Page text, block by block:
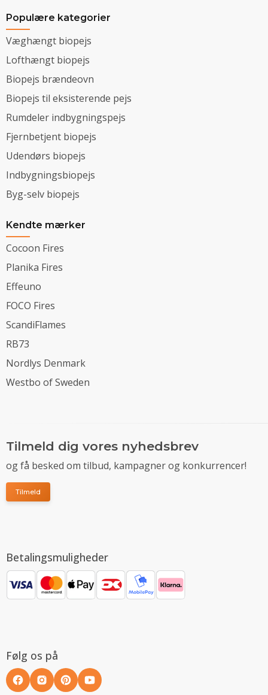
Populære kategorier
Væghængt biopejs
Lofthængt biopejs
Biopejs brændeovn
Biopejs til eksisterende pejs
Rumdeler indbygningspejs
Fjernbetjent biopejs
Udendørs biopejs
Indbygningsbiopejs
Byg-selv biopejs
Kendte mærker
Cocoon Fires
Planika Fires
Effeuno
FOCO Fires
ScandiFlames
RB73
Nordlys Denmark
Westbo of Sweden
Tilmeld dig vores nyhedsbrev
og få besked om tilbud, kampagner og konkurrencer!
Tilmeld
Betalingsmuligheder
Følg os på